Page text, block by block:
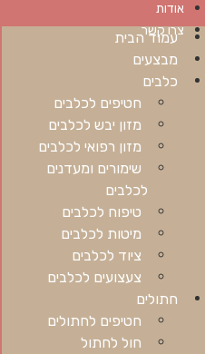
אודות
צרו קשר
עמוד הבית
מבצעים
כלבים
חטיפים לכלבים
מזון יבש לכלבים
מזון רפואי לכלבים
שימורים ומעדנים
לכלבים
טיפוח לכלבים
מיטות לכלבים
ציוד לכלבים
צעצועים לכלבים
חתולים
חטיפים לחתולים
חול לחתול